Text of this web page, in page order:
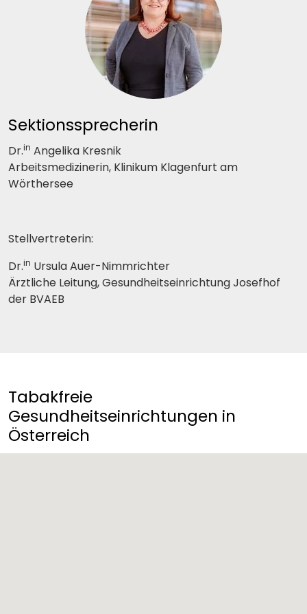
Sektionssprecherin
Dr.in Angelika Kresnik
Arbeitsmedizinerin, Klinikum Klagenfurt am
Wörthersee
Stellvertreterin:
Dr.in Ursula Auer-Nimmrichter
Ärztliche Leitung, Gesundheitseinrichtung Josefhof
der BVAEB
Tabakfreie
Gesundheitseinrichtungen in
Österreich